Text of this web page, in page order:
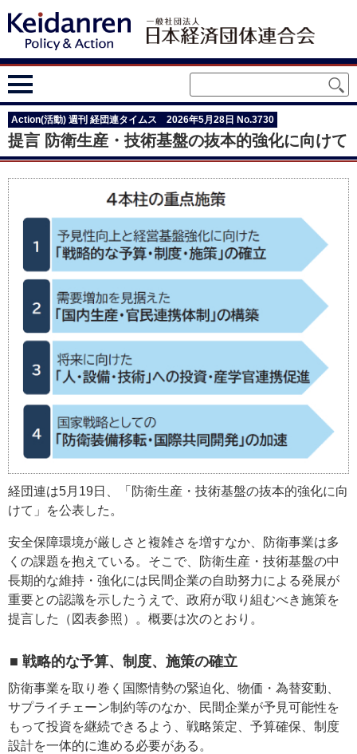
Action(活動) 週刊 経団連タイムス 2026年5月28日 No.3730
提言 防衛生産・技術基盤の抜本的強化に向けて
経団連は5月19日、「防衛生産・技術基盤の抜本的強化に向
けて」を公表した。
安全保障環境が厳しさと複雑さを増すなか、防衛事業は多
くの課題を抱えている。そこで、防衛生産・技術基盤の中
長期的な維持・強化には民間企業の自助努力による発展が
重要との認識を示したうえで、政府が取り組むべき施策を
提言した（図表参照）。概要は次のとおり。
■ 戦略的な予算、制度、施策の確立
防衛事業を取り巻く国際情勢の緊迫化、物価・為替変動、
サプライチェーン制約等のなか、民間企業が予見可能性を
もって投資を継続できるよう、戦略策定、予算確保、制度
設計を一体的に進める必要がある。